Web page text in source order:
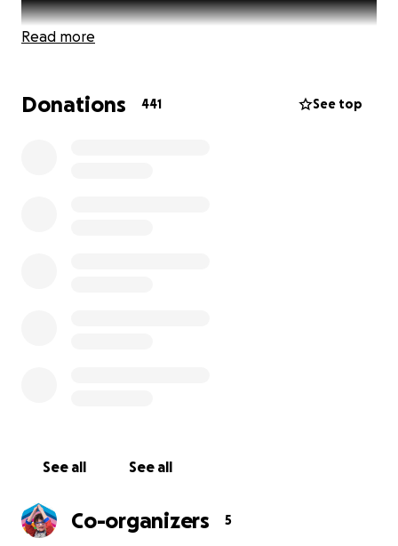
Aiutaci a realizzare questo importante progetto,
anche una piccola donazione può fare la differenza!
Read more
Donations 441 See top
See all See all
Co-organizers 5